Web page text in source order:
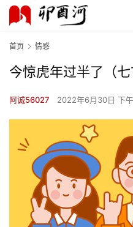
首页 情感
今惊虎年过半了（七
阿诚56027 2022年6月30日 下